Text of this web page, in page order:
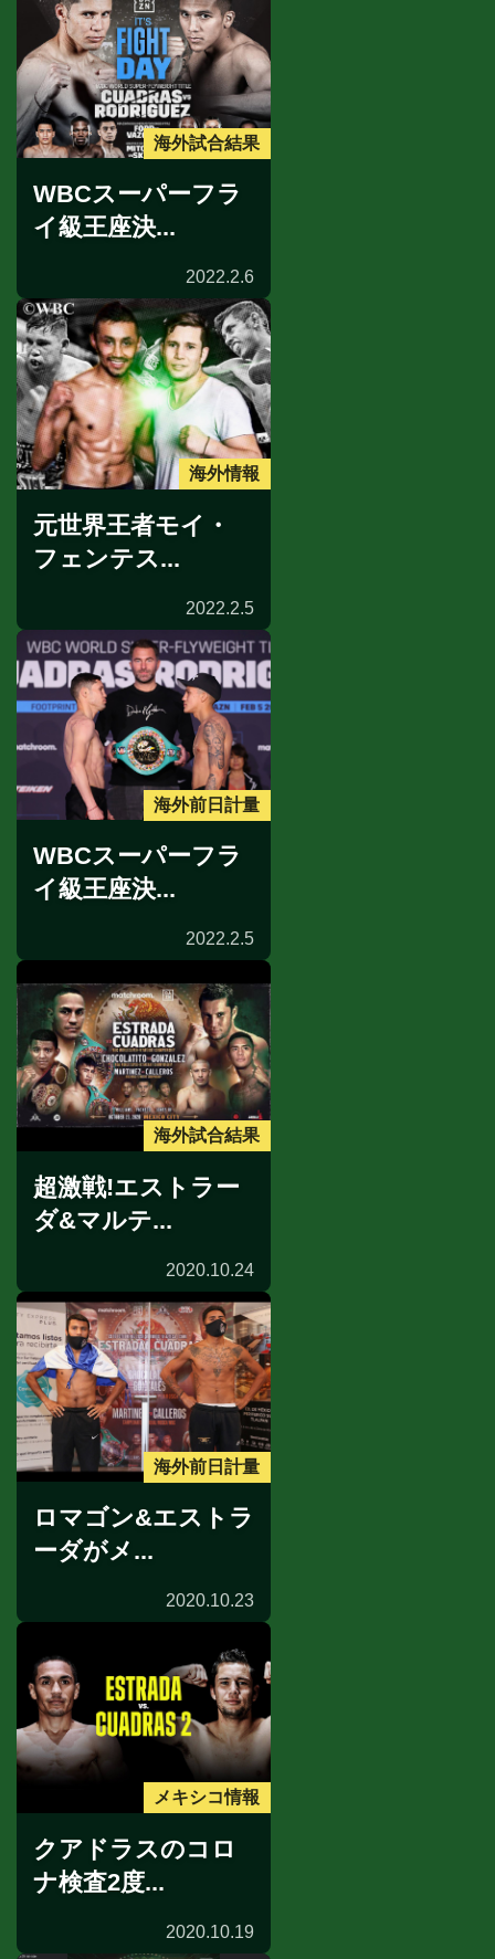
海外試合結果
WBCスーパーフラ
イ級王座決...
2022.2.6
海外情報
元世界王者モイ・
フェンテス...
2022.2.5
海外前日計量
WBCスーパーフラ
イ級王座決...
2022.2.5
海外試合結果
超激戦!エストラー
ダ&マルテ...
2020.10.24
海外前日計量
ロマゴン&エストラ
ーダがメ...
2020.10.23
メキシコ情報
クアドラスのコロ
ナ検査2度...
2020.10.19